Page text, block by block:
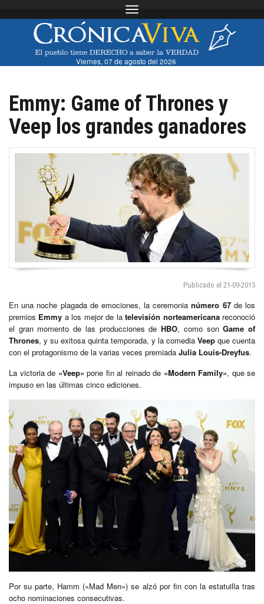
Toggle navigation
Viernes, 07 de agosto del 2026
Emmy: Game of Thrones y
Veep los grandes ganadores
Publicado el 21-09-2015
En una noche plagada de emociones, la ceremonianúmero 67de los
premios Emmy a los mejor de latelevisión norteamericanareconoció
el gran momento de las producciones deHBO, como sonGame of
Thrones, y su exitosa quinta temporada, y la comedia Veep que cuenta
con el protagonismo de la varias veces premiada Julia Louis-Dreyfus.
La victoria de «Veep» pone fin al reinado de «Modern Family», que se
impuso en las últimas cinco ediciones.
Por su parte, Hamm («Mad Men») se alzó por fin con la estatuilla tras
ocho nominaciones consecutivas.